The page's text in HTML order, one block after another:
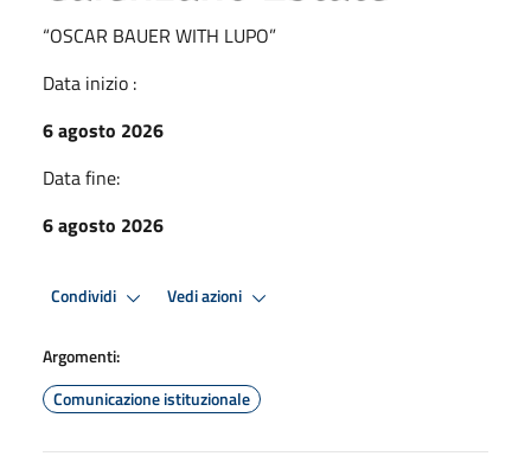
“OSCAR BAUER WITH LUPO”
Data inizio :
6 agosto 2026
Data fine:
6 agosto 2026
Condividi Vedi azioni
Argomenti:
Comunicazione istituzionale